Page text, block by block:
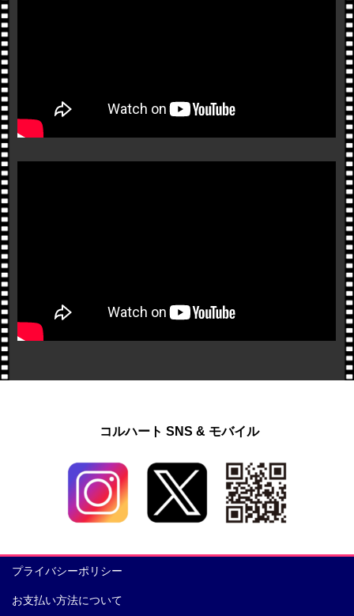
コルハート SNS & モバイル
プライバシーポリシー
お支払い方法について